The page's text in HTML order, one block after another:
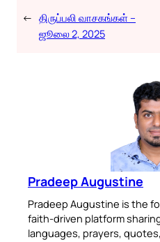
← திருப்பலி வாசகங்கள் –
ஜூலை 2, 2025
Pradeep Augustine
Pradeep Augustine is the
faith-driven platform
languages, prayers,